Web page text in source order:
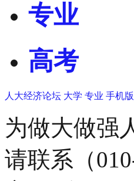
专业
高考
人大经济论坛 大学 专业 手机版
为做大做强
请联系（